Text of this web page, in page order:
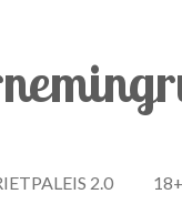
2.0 18+